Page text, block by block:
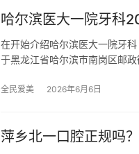
哈尔滨医大一院牙科
在开始介绍哈尔滨医大一院牙
于黑龙江省哈尔滨市南岗区邮
全民爱美 2026年6月6日
萍乡北一口腔正规吗